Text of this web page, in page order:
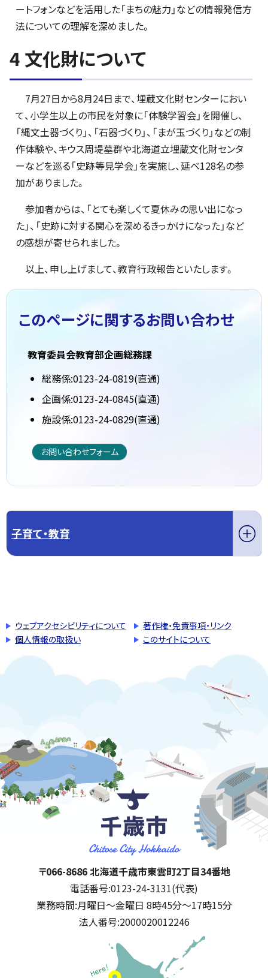
ートフォンなどを活用した「まちの魅力」などの情報発信方
法についての理解を深めました。
4 文化財について
7月27日から8月24日まで、埋蔵文化財センターにおい
て、小学生以上の市民を対象に「体験学習会」を開催し、
「縄文土器づくり」、「石器づくり」、「まが玉づくり」などの制
作体験や、キウス周堤墓群や北海道立埋蔵文化財センタ
ーなどを巡る「史跡等見学会」を実施し、延べ128名の参
加がありました。
参加者からは、「とても楽しくて夏休みの思い出になっ
た」、「史跡に対する関心を深めるきっかけになった」など
の感想が寄せられました。
以上、申し上げまして、教育行政報告といたします。
このページに関するお問い合わせ
教育委員会教育部企画総務課
総務係:0123-24-0819(直通)
企画係:0123-24-0845(直通)
施設係:0123-24-0829(直通)
お問い合わせフォーム
子育て・教育
ウェブアクセシビリティについて
著作権・免責事項・リンク
個人情報の取扱い
このサイトについて
千歳市
住所:
〒066-8686 北海道千歳市東雲町2丁目34番地
電話番号:0123-24-3131(代表)
業務時間:月曜日～金曜日 8時45分～17時15分
法人番号:2000020012246